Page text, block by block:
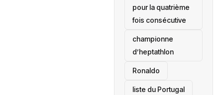
pour la quatrième
fois consécutive
championne
d’heptathlon
Ronaldo
liste du Portugal